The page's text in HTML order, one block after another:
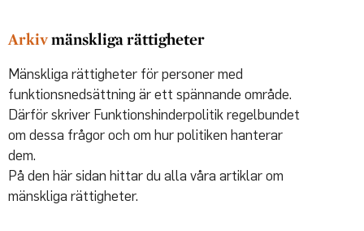
mänskliga rättigheter
Mänskliga rättigheter för personer med
funktionsnedsättning är ett spännande område.
Därför skriver Funktionshinderpolitik regelbundet
om dessa frågor och om hur politiken hanterar
dem.
På den här sidan hittar du alla våra artiklar om
mänskliga rättigheter.